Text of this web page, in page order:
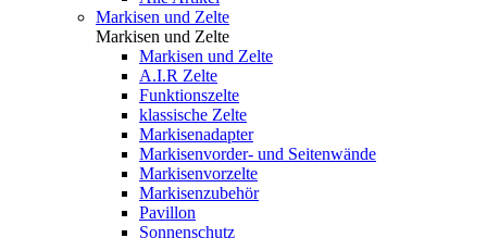
Markisen und Zelte
Markisen und Zelte
Markisen und Zelte
A.I.R Zelte
Funktionszelte
klassische Zelte
Markisenadapter
Markisenvorder- und Seitenwände
Markisenvorzelte
Markisenzubehör
Pavillon
Sonnenschutz